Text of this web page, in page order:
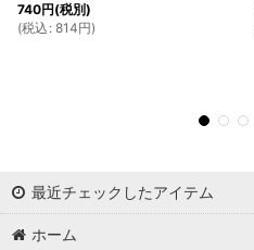
740円(税別)
(税込 : 814円)
最近チェックしたアイテム
ホーム